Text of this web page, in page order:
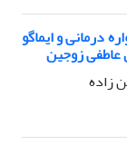
درمانی و ایماگو
زوجین
زاده